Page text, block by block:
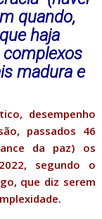
quando,
haja
madura e
desempenho
passados 46
da paz) os
segundo o
que diz serem